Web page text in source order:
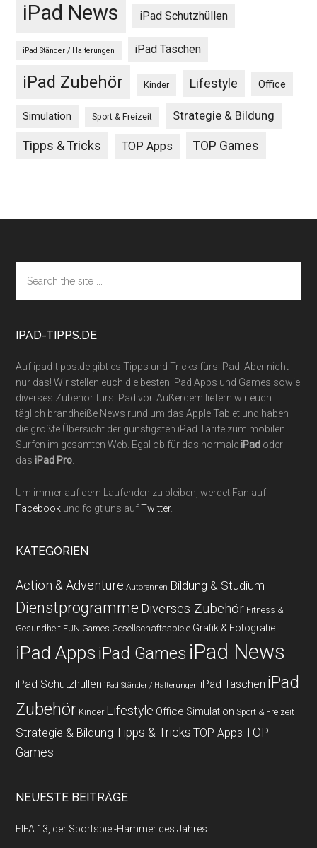
iPad News iPad Schutzhüllen
iPad Ständer / Halterungen iPad Taschen
iPad Zubehör Kinder Lifestyle Office
Simulation Sport & Freizeit Strategie & Bildung
Tipps & Tricks TOP Apps TOP Games
Footer
the
site
IPAD-TIPPS.DE
Auf ipad-tipps.de gibt es Tipps und Tricks fürs iPad. Aber nicht
nur das! Wir stellen euch die besten iPad Apps und Games sowie
diverses Zubehör fürs iPad vor. Außerdem liefern wir euch
täglich brandheiße News rund um das Apple Tablet und haben
die größte Übersicht der günstigsten iPad Tarife zum mobilen
Surfen im gesamten Web. Egal ob für das normaleiPad oder
dasiPad Pro
Um immer auf dem Laufenden zu bleiben, werdet Fan auf
Facebook und folgt uns aufTwitter.
KATEGORIEN
Action & Adventure Autorennen Bildung & Studium
Dienstprogramme Diverses Zubehör Fitness &
Gesundheit FUN Games Gesellschaftsspiele Grafik & Fotografie
iPad Apps iPad Games iPad News
iPad Schutzhüllen iPad Ständer / Halterungen iPad Taschen iPad
Zubehör Kinder Lifestyle Office Simulation Sport & Freizeit
Strategie & Bildung Tipps & Tricks TOP Apps TOP
Games
NEUESTE BEITRÄGE
FIFA 13, der Sportspiel-Hammer des Jahres